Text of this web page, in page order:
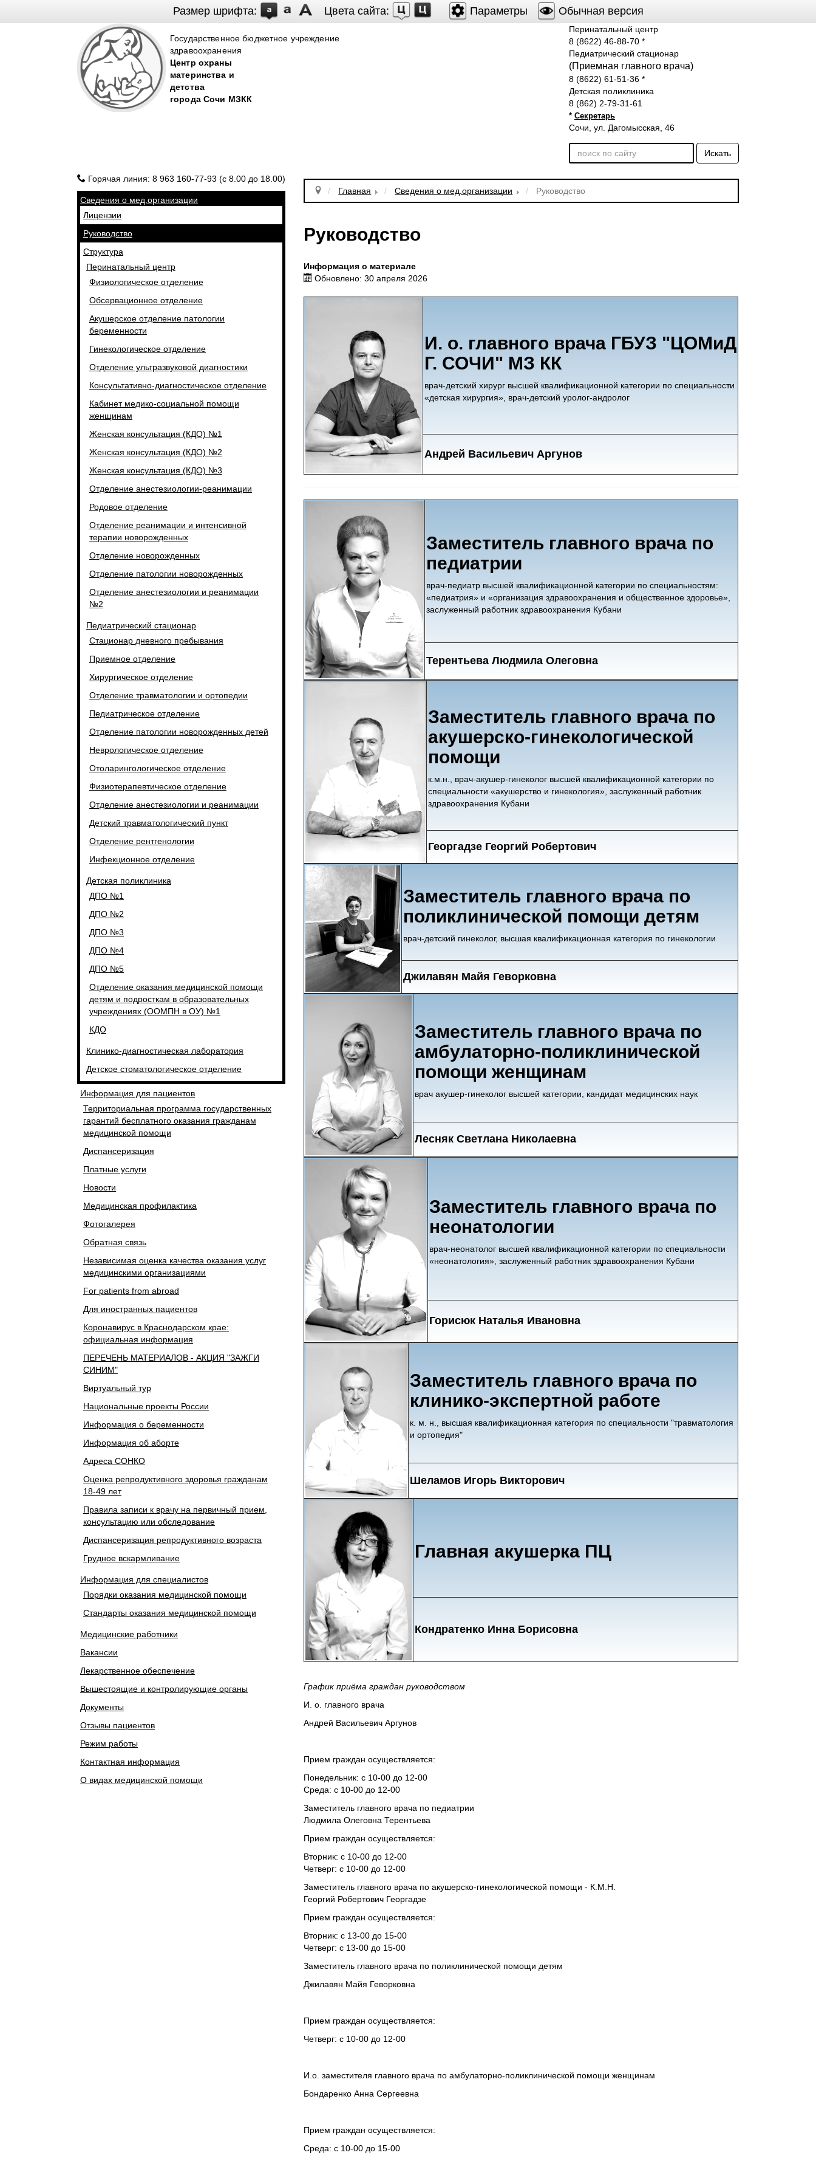
Размер шрифта: Цвета сайта: Параметры Обычная версия
Государственное бюджетное учреждение
здравоохранения
Центр охраны
материнства и
детства
города Cочи МЗКК
Перинатальный центр
8 (8622) 46-88-70 *
Педиатрический стационар
(Приемная главного врача)
8 (8622) 61-51-36 *
Детская поликлиника
8 (862) 2-79-31-61
* Секретарь
Сочи, ул. Дагомысская, 46
Искать
Горячая линия: 8 963 160-77-93 (с 8.00 до 18.00)
Сведения о мед.организации
Лицензии
Руководство
Структура
Перинатальный центр
Физиологическое отделение
Обсервационное отделение
Акушерское отделение патологии
беременности
Гинекологическое отделение
Отделение ультразвуковой диагностики
Консультативно-диагностическое отделение
Кабинет медико-социальной помощи
женщинам
Женская консультация (КДО) №1
Женская консультация (КДО) №2
Женская консультация (КДО) №3
Отделение анестезиологии-реанимации
Родовое отделение
Отделение реанимации и интенсивной
терапии новорожденных
Отделение новорожденных
Отделение патологии новорожденных
Отделение анестезиологии и реанимации
№2
Педиатрический стационар
Стационар дневного пребывания
Приемное отделение
Хирургическое отделение
Отделение травматологии и ортопедии
Педиатрическое отделение
Отделение патологии новорожденных детей
Неврологическое отделение
Отоларингологическое отделение
Физиотерапевтическое отделение
Отделение анестезиологии и реанимации
Детский травматологический пункт
Отделение рентгенологии
Инфекционное отделение
Детская поликлиника
ДПО №1
ДПО №2
ДПО №3
ДПО №4
ДПО №5
Отделение оказания медицинской помощи
детям и подросткам в образовательных
учреждениях (ООМПН в ОУ) №1
КДО
Клинико-диагностическая лаборатория
Детское стоматологическое отделение
Информация для пациентов
Территориальная программа государственных
гарантий бесплатного оказания гражданам
медицинской помощи
Диспансеризация
Платные услуги
Новости
Медицинская профилактика
Фотогалерея
Обратная связь
Независимая оценка качества оказания услуг
медицинскими организациями
For patients from abroad
Для иностранных пациентов
Коронавирус в Краснодарском крае:
официальная информация
ПЕРЕЧЕНЬ МАТЕРИАЛОВ - АКЦИЯ "ЗАЖГИ
СИНИМ"
Виртуальный тур
Национальные проекты России
Информация о беременности
Информация об аборте
Адреса СОНКО
Оценка репродуктивного здоровья гражданам
18-49 лет
Правила записи к врачу на первичный прием,
консультацию или обследование
Диспансеризация репродуктивного возраста
Грудное вскармливание
Информация для специалистов
Порядки оказания медицинской помощи
Стандарты оказания медицинской помощи
Медицинские работники
Вакансии
Лекарственное обеспечение
Вышестоящие и контролирующие органы
Документы
Отзывы пациентов
Режим работы
Контактная информация
О видах медицинской помощи
Главная Сведения о мед.организации Руководство
Руководство
Информация о материале
Обновлено: 30 апреля 2026
И. о. главного врача ГБУЗ "ЦОМиД
Г. СОЧИ" МЗ КК
врач-детский хирург высшей квалификационной категории по специальности
«детская хирургия», врач-детский уролог-андролог
Андрей Васильевич Аргунов
Заместитель главного врача по
педиатрии
врач-педиатр высшей квалификационной категории по специальностям:
«педиатрия» и «организация здравоохранения и общественное здоровье»,
заслуженный работник здравоохранения Кубани
Терентьева Людмила Олеговна
Заместитель главного врача по
акушерско-гинекологической
помощи
к.м.н., врач-акушер-гинеколог высшей квалификационной категории по
специальности «акушерство и гинекология», заслуженный работник
здравоохранения Кубани
Георгадзе Георгий Робертович
Заместитель главного врача по
поликлинической помощи детям
врач-детский гинеколог, высшая квалификационная категория по гинекологии
Джилавян Майя Геворковна
Заместитель главного врача по
амбулаторно-поликлинической
помощи женщинам
врач акушер-гинеколог высшей категории, кандидат медицинских наук
Лесняк Светлана Николаевна
Заместитель главного врача по
неонатологии
врач-неонатолог высшей квалификационной категории по специальности
«неонатология», заслуженный работник здравоохранения Кубани
Горисюк Наталья Ивановна
Заместитель главного врача по
клинико-экспертной работе
к. м. н., высшая квалификационная категория по специальности "травматология
и ортопедия"
Шеламов Игорь Викторович
Главная акушерка ПЦ
Кондратенко Инна Борисовна
График приёма граждан руководством
И. о. главного врача
Андрей Васильевич Аргунов
Прием граждан осуществляется:
Понедельник: с 10-00 до 12-00
Среда: с 10-00 до 12-00
Заместитель главного врача по педиатрии
Людмила Олеговна Терентьева
Прием граждан осуществляется:
Вторник: с 10-00 до 12-00
Четверг: с 10-00 до 12-00
Заместитель главного врача по акушерско-гинекологической помощи - К.М.Н.
Георгий Робертович Георгадзе
Прием граждан осуществляется:
Вторник: с 13-00 до 15-00
Четверг: с 13-00 до 15-00
Заместитель главного врача по поликлинической помощи детям
Джилавян Майя Геворковна
Прием граждан осуществляется:
Четверг: с 10-00 до 12-00
И.о. заместителя главного врача по амбулаторно-поликлинической помощи женщинам
Бондаренко Анна Сергеевна
Прием граждан осуществляется:
Среда: с 10-00 до 15-00